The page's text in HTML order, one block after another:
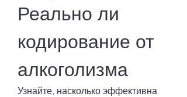
Реально ли
кодирование от
алкоголизма
Узнайте, насколько эффективна